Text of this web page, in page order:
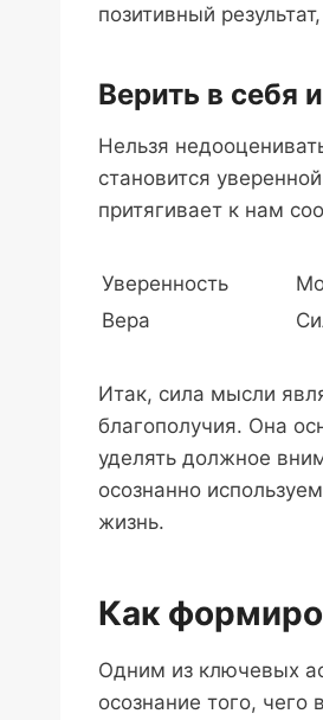
позитивный
Верить в себя
Нельзя
становится
притягивает к нам
Уверенность
Вера
Итак, сила мысли
благополучия. Она
уделять должное
осознанно
жизнь.
Как
Одним из ключевых
осознание того,